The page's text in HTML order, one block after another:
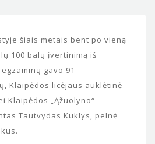
šiais metais bent po vieną
100 balų įvertinimą iš
gavo 91
Klaipėdos licėjaus auklėtinė
Klaipėdos „Ąžuolyno“
Tautvydas Kuklys, pelnė